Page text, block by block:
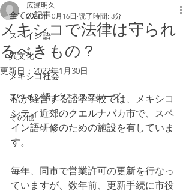
全ての記事
スペイン語
異文化
メキシコ社会
スペイン語 ビジネスフレーズ
その他
メキシコで法律は守られ
るべきもの？
広瀬明久
2021年10月16日 読了時間: 3分
更新日： 2022年1月30日
私が経営する語学学校では、メキシコ
シティ近郊のクエルナバカ市で、スペ
イン語研修のための施設を有していま
す。
毎年、同市で営業許可の更新を行なっ
ていますが、数年前、更新手続に市役